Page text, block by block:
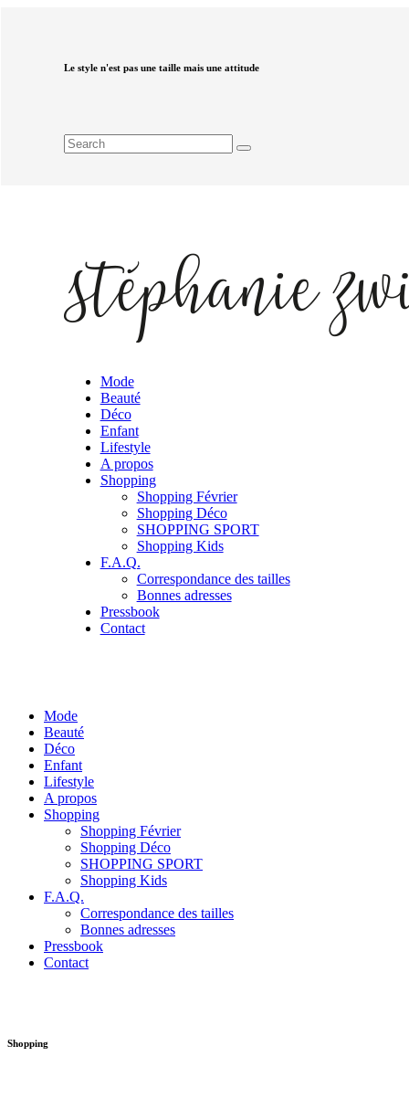
Le style n'est pas une taille mais une attitude
Mode
Beauté
Déco
Enfant
Lifestyle
A propos
Shopping
Shopping Février
Shopping Déco
SHOPPING SPORT
Shopping Kids
F.A.Q.
Correspondance des tailles
Bonnes adresses
Pressbook
Contact
Mode
Beauté
Déco
Enfant
Lifestyle
A propos
Shopping
Shopping Février
Shopping Déco
SHOPPING SPORT
Shopping Kids
F.A.Q.
Correspondance des tailles
Bonnes adresses
Pressbook
Contact
Shopping